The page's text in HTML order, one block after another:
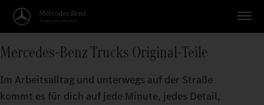
Mercedes‑Benz Trucks Original-Teile
Im Arbeitsalltag und unterwegs auf der Straße
kommt es für dich auf jede Minute, jedes Detail,